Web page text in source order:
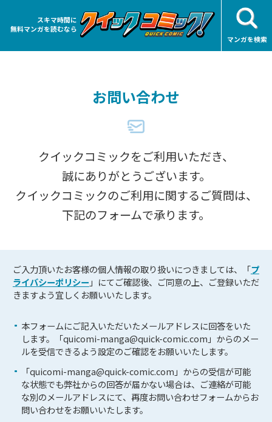
スキマ時間に
無料マンガを読むなら
マンガを検索
お問い合わせ
クイックコミックをご利用いただき、
誠にありがとうございます。
クイックコミックのご利用に関するご質問は、
下記のフォームで承ります。
ご入力頂いたお客様の個人情報の取り扱いにつきましては、「プ
ライバシーポリシー 」にてご確認後、ご同意の上、ご登録いただ
きますよう宜しくお願いいたします。
本フォームにご記入いただいたメールアドレスに回答をいた
します。「quicomi-manga@quick-comic.com」からのメー
ルを受信できるよう設定のご確認をお願いいたします。
「quicomi-manga@quick-comic.com」からの受信が可能
な状態でも弊社からの回答が届かない場合は、ご連絡が可能
な別のメールアドレスにて、再度お問い合わせフォームからお
問い合わせをお願いいたします。